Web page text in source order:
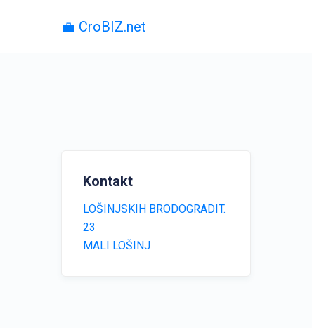
💼 CroBIZ.net
Kontakt
LOŠINJSKIH BRODOGRADIT.
23
MALI LOŠINJ